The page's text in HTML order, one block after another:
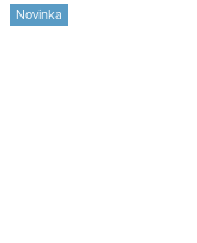
Novinka